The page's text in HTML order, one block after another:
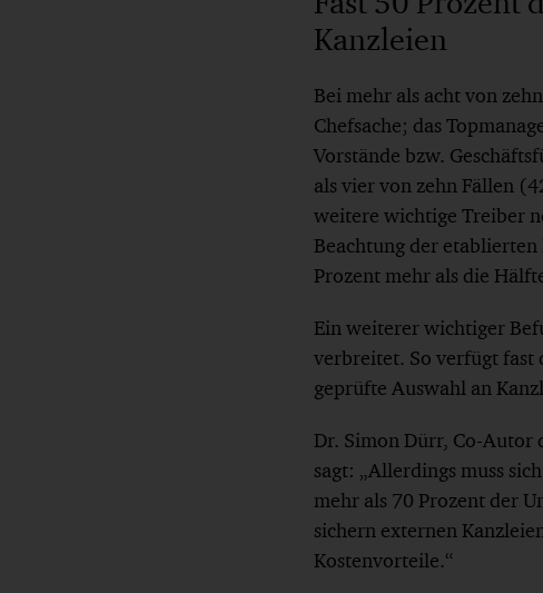
Kanzleien
Bei mehr als acht von
Chefsache; das
Vorstände bzw.
als vier von zehn Fällen
weitere wichtige Treiber
Beachtung der
Prozent mehr als die
Ein weiterer wichtiger
verbreitet. So verfügt fast
geprüfte Auswahl an
Dr. Simon Dürr, Co-Autor
sagt: „Allerdings muss
mehr als 70 Prozent der
sichern externen
Kostenvorteile.“